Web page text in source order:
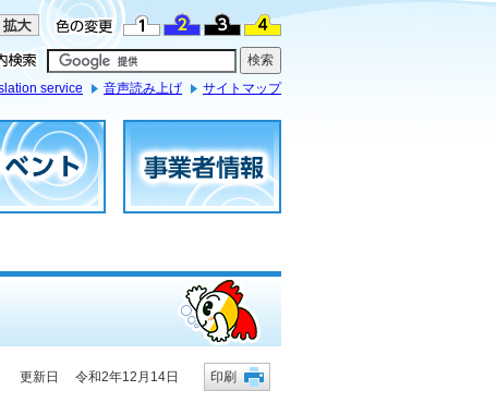
service 音声読み上げ サイトマップ
更新日 令和2年12月14日 印刷